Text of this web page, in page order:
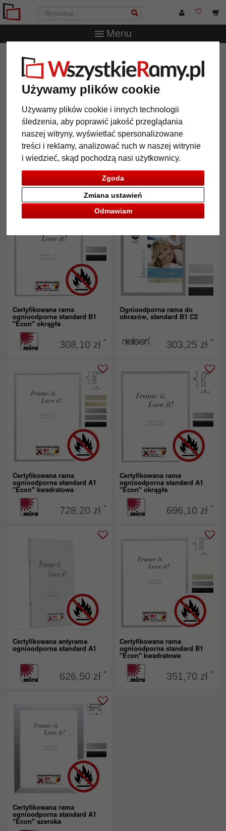
Używamy plików cookie
Używamy plików cookie i innych technologii
śledzenia, aby poprawić jakość przeglądania
naszej witryny, wyświetlać spersonalizowane
treści i reklamy, analizować ruch w naszej witrynie
i wiedzieć, skąd pochodzą nasi użytkownicy.
Zgoda
Odmawiam
Zmiana ustawień
Menu
WszystkieRamy.pl
przeciwpożarową
filtr: format: 50x70
wyczyść wszystkie filtry
format: 50x70
12 Artykuły Popularność
Certyfikowana rama
ognioodporna standard B1
"Econ" okrągła
308,10 zł *
Ognioodporna rama do
obrazów, standard B1 C2
303,25 zł *
Certyfikowana rama
ognioodporna standard A1
"Econ" kwadratowa
728,20 zł *
Certyfikowana rama
ognioodporna standard A1
"Econ" okrągła
696,10 zł *
Certyfikowana antyrama
ognioodporna standard A1
626,50 zł *
Certyfikowana rama
ognioodporna standard B1
"Econ" kwadratowa
351,70 zł *
Certyfikowana rama
ognioodporna standard A1
"Econ" szeroka